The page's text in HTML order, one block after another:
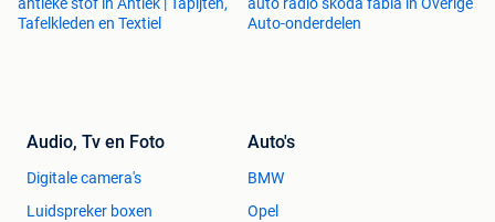
antieke stof in Antiek | Tapijten,
Tafelkleden en Textiel
auto radio skoda fabia in Overige
Auto-onderdelen
Audio, Tv en Foto
Digitale camera's
Luidspreker boxen
Auto's
BMW
Opel